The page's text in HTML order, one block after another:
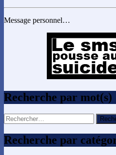
Message personnel…
Recherche par mot(s)
Rechercher :
Recherche par